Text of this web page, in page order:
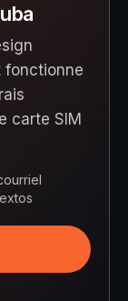
fonctionne
carte SIM